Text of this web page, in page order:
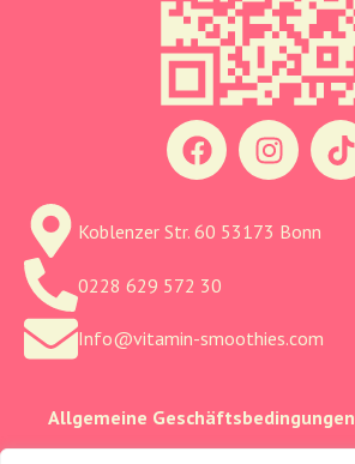
Koblenzer Str. 60 53173 Bonn
0228 629 572 30
Info@vitamin-smoothies.com
Allgemeine Geschäftsbedingungen